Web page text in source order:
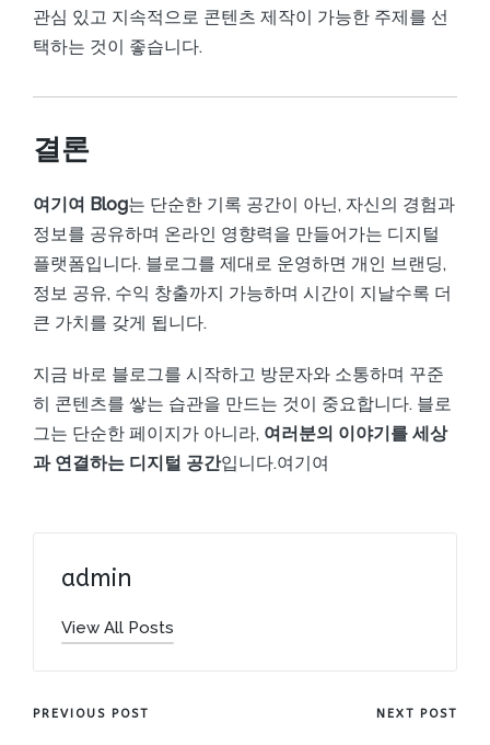
관심 있고 지속적으로 콘텐츠 제작이 가능한 주제를 선
택하는 것이 좋습니다.
결론
여기여 Blog는 단순한 기록 공간이 아닌, 자신의 경험과
정보를 공유하며 온라인 영향력을 만들어가는 디지털
플랫폼입니다. 블로그를 제대로 운영하면 개인 브랜딩,
정보 공유, 수익 창출까지 가능하며 시간이 지날수록 더
큰 가치를 갖게 됩니다.
지금 바로 블로그를 시작하고 방문자와 소통하며 꾸준
히 콘텐츠를 쌓는 습관을 만드는 것이 중요합니다. 블로
그는 단순한 페이지가 아니라, 여러분의 이야기를 세상
과 연결하는 디지털 공간입니다.여기여
admin
View All Posts
Post
PREVIOUS POST NEXT POST